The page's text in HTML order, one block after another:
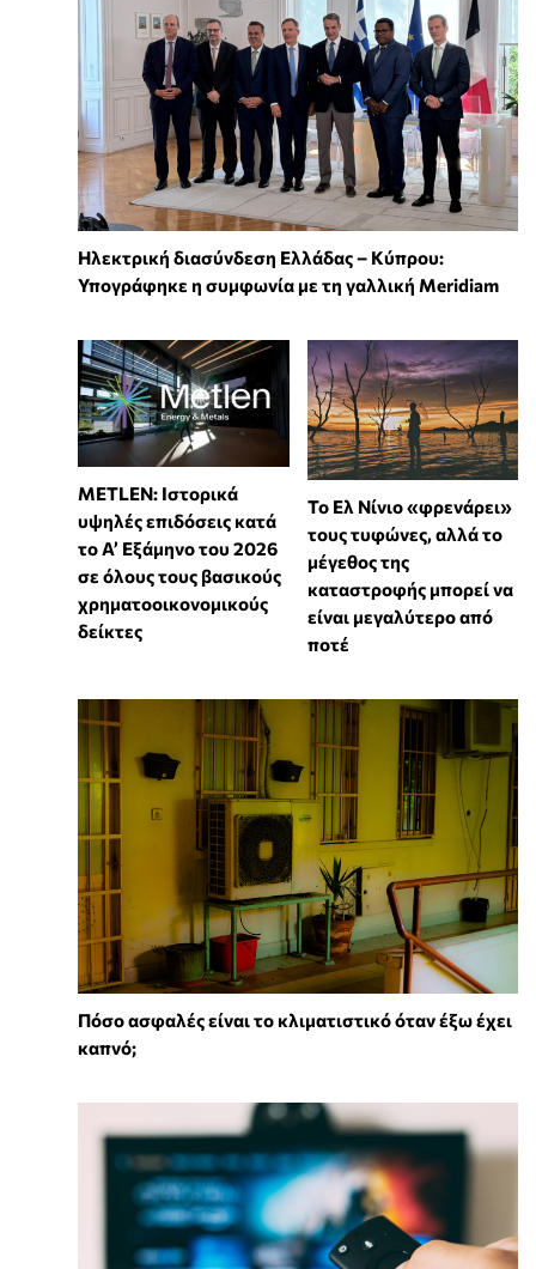
Ηλεκτρική διασύνδεση Ελλάδας – Κύπρου:
Υπογράφηκε η συμφωνία με τη γαλλική Meridiam
METLEN: Ιστορικά
υψηλές επιδόσεις κατά
το Α’ Εξάμηνο του 2026
σε όλους τους βασικούς
χρηματοοικονομικούς
δείκτες
Το Ελ Νίνιο «φρενάρει»
τους τυφώνες, αλλά το
μέγεθος της
καταστροφής μπορεί να
είναι μεγαλύτερο από
ποτέ
Πόσο ασφαλές είναι το κλιματιστικό όταν έξω έχει
καπνό;